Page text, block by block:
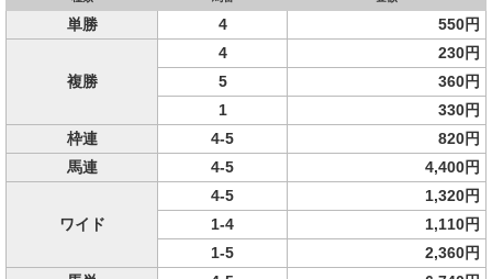
単勝 4 550円
複勝
4
230円
5
360円
1
330円
枠連
4-5
820円
馬連
4-5 4,400円
ワイド
4-5
1,320円
1-4
1,110円
1-5
2,360円